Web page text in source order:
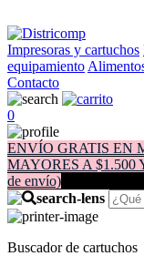
Impresoras y cartuchos
equipamiento
Contacto
0
ENVÍO GRATIS EN
MAYORES A $1.500
de envío)
Buscador de cartuchos